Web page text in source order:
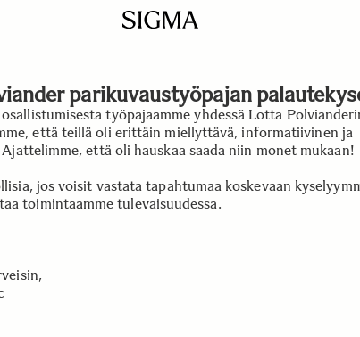
parikuvaustyöpajan
työpajaamme yhdessä Lotta
että teillä oli erittäin miellyttävä, informatiivinen ja
että oli hauskaa saada niin monet mukaan!
jos voisit vastata tapahtumaa koskevaan
toimintaamme tulevaisuudessa.